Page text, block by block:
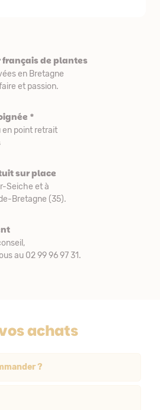
français de plantes
en Bretagne
et passion.
*
en point retrait
sur place
Seiche et à
Bretagne (35).
au 02 99 96 97 31.
achats
?